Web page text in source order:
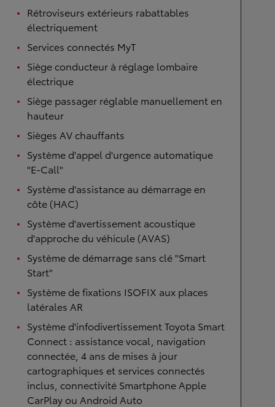
Rétroviseurs extérieurs rabattables
électriquement
Services connectés MyT
Siège conducteur à réglage lombaire
électrique
Siège passager réglable manuellement en
hauteur
Sièges AV chauffants
Système d'appel d'urgence automatique
"E-Call"
Système d'assistance au démarrage en
côte (HAC)
Système d'avertissement acoustique
d'approche du véhicule (AVAS)
Système de démarrage sans clé "Smart
Start"
Système de fixations ISOFIX aux places
latérales AR
Système d'infodivertissement Toyota Smart
Connect : assistance vocal, navigation
connectée, 4 ans de mises à jour
cartographiques et services connectés
inclus, connectivité Smartphone Apple
CarPlay ou Android Auto